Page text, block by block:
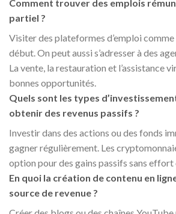
Comment trouver des emplois
partiel ?
Visiter des plateformes d’emploi
début. On peut aussi s’adresser à des
La vente, la restauration et l’assistance
bonnes opportunités.
Quels sont les types
obtenir des revenus passifs ?
Investir dans des actions ou des fonds
gagner régulièrement. Les
option pour des gains passifs sans
En quoi la création de contenu en
source de revenue ?